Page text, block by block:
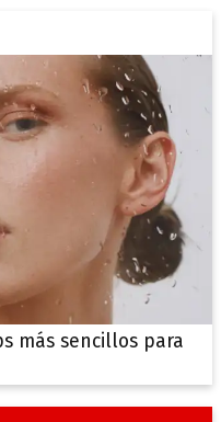
más sencillos para